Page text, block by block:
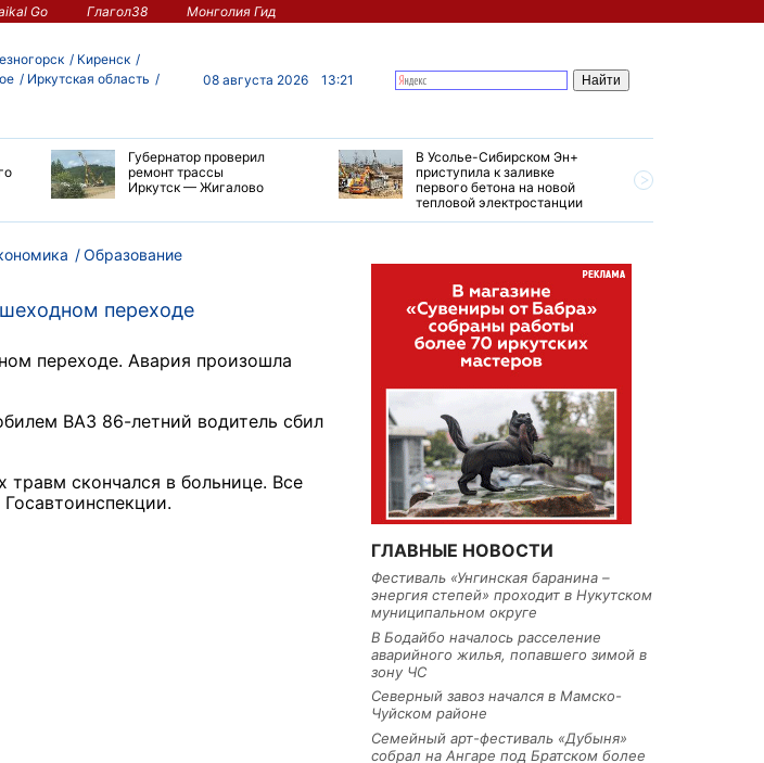
Go Глагол38 Монголия Гид
Киренск
Иркутская область
08 августа 2026 13:21
Губернатор проверил
ремонт трассы
Иркутск — Жигалово
В Усолье-Сибирском Эн+
приступила к заливке
первого бетона на новой
тепловой электростанции
Образование
переходе
переходе. Авария произошла
ВАЗ 86-летний водитель сбил
травм скончался в больнице. Все
ГЛАВНЫЕ НОВОСТИ
Фестиваль «Унгинская баранина –
энергия степей» проходит в Нукутском
муниципальном округе
В Бодайбо началось расселение
аварийного жилья, попавшего зимой в
зону ЧС
Северный завоз начался в Мамско-
Чуйском районе
Семейный арт-фестиваль «Дубыня»
собрал на Ангаре под Братском более